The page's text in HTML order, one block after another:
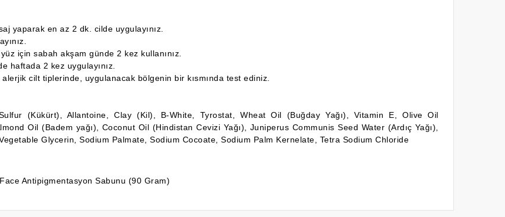
yaparak en az 2 dk. cilde uygulayınız.
için sabah akşam günde 2 kez kullanınız.
haftada 2 kez uygulayınız.
cilt tiplerinde, uygulanacak bölgenin bir kısmında test ediniz.
(Kükürt), Allantoine, Clay (Kil), B-White, Tyrostat, Wheat Oil (Buğday Yağı), Vitamin E, Olive Oil
Oil (Badem yağı), Coconut Oil (Hindistan Cevizi Yağı), Juniperus Communis Seed Water (Ardıç Yağı),
Glycerin, Sodium Palmate, Sodium Cocoate, Sodium Palm Kernelate, Tetra Sodium Chloride
Antipigmentasyon Sabunu (90 Gram)